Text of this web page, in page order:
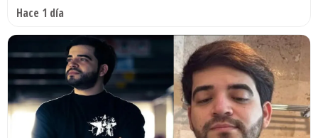
Hace 1 día